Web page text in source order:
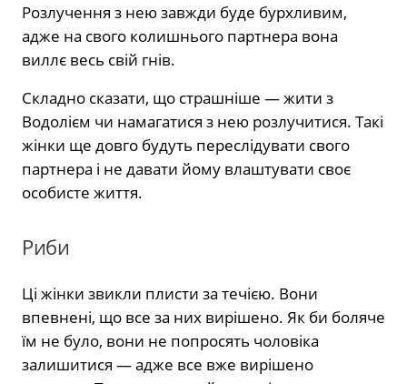
Розлучення з нею завжди буде бурхливим,
адже на свого колишнього партнера вона
виллє весь свій гнів.
Складно сказати, що страшніше — жити з
Водолієм чи намагатися з нею розлучитися. Такі
жінки ще довго будуть переслідувати свого
партнера і не давати йому влаштувати своє
особисте життя.
Риби
Ці жінки звикли плисти за течією. Вони
впевнені, що все за них вирішено. Як би боляче
їм не було, вони не попросять чоловіка
залишитися — адже все вже вирішено